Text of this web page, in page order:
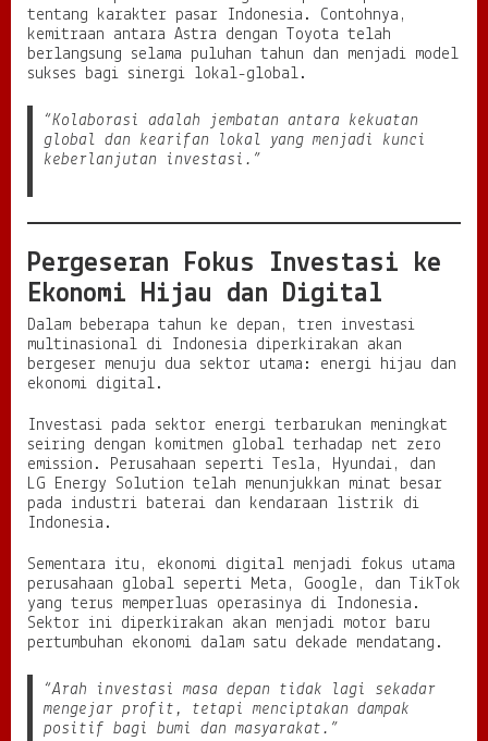
tentang karakter pasar Indonesia. Contohnya,
kemitraan antara Astra dengan Toyota telah
berlangsung selama puluhan tahun dan menjadi model
sukses bagi sinergi lokal-global.
“Kolaborasi adalah jembatan antara kekuatan
global dan kearifan lokal yang menjadi kunci
keberlanjutan investasi.”
Pergeseran Fokus Investasi ke
Ekonomi Hijau dan Digital
Dalam beberapa tahun ke depan, tren investasi
multinasional di Indonesia diperkirakan akan
bergeser menuju dua sektor utama: energi hijau dan
ekonomi digital.
Investasi pada sektor energi terbarukan meningkat
seiring dengan komitmen global terhadap net zero
emission. Perusahaan seperti Tesla, Hyundai, dan
LG Energy Solution telah menunjukkan minat besar
pada industri baterai dan kendaraan listrik di
Indonesia.
Sementara itu, ekonomi digital menjadi fokus utama
perusahaan global seperti Meta, Google, dan TikTok
yang terus memperluas operasinya di Indonesia.
Sektor ini diperkirakan akan menjadi motor baru
pertumbuhan ekonomi dalam satu dekade mendatang.
“Arah investasi masa depan tidak lagi sekadar
mengejar profit, tetapi menciptakan dampak
positif bagi bumi dan masyarakat.”